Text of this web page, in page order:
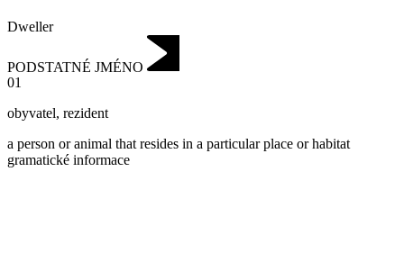
Dweller
PODSTATNÉ JMÉNO
01
obyvatel, rezident
a person or animal that resides in a particular place or habitat
gramatické informace